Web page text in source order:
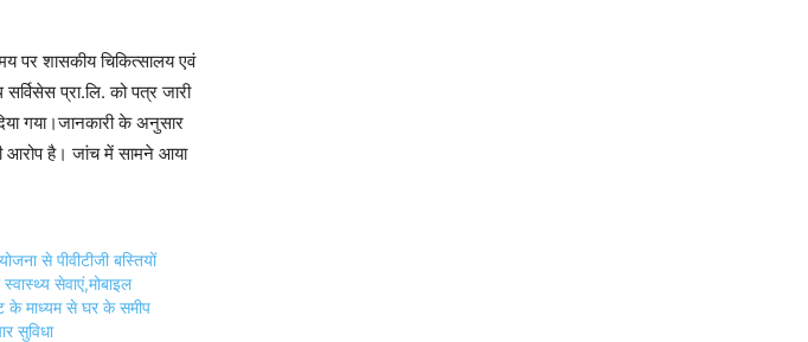
पर शासकीय चिकित्सालय एवं
प्रा.लि. को पत्र जारी
गया।जानकारी के अनुसार
आरोप है। जांच में सामने आया
से पीवीटीजी बस्तियों
सेवाएं,मोबाइल
के माध्यम से घर के समीप
सुविधा